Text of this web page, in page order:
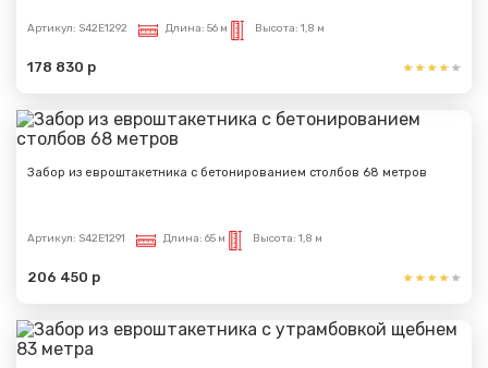
Артикул: S42E1292 Длина: 56 м Высота: 1,8 м
178 830 р
Забор из евроштакетника с бетонированием столбов 68 метров
Артикул: S42E1291 Длина: 65 м Высота: 1,8 м
206 450 р